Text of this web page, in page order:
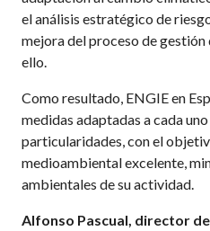
el análisis estratégico de
mejora del proceso de gestión
ello.
Como resultado, ENGIE en
medidas adaptadas a cada
particularidades, con el
medioambiental excelente,
ambientales de su actividad.
Alfonso Pascual, director